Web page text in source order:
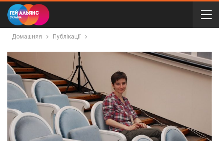
Домашняя Публікації